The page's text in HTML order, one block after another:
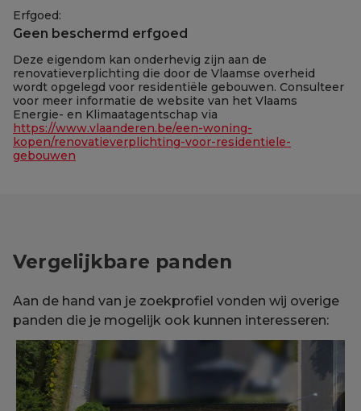
Erfgoed:
Geen beschermd erfgoed
Deze eigendom kan onderhevig zijn aan de
renovatieverplichting die door de Vlaamse overheid
wordt opgelegd voor residentiële gebouwen. Consulteer
voor meer informatie de website van het Vlaams
Energie- en Klimaatagentschap via
https://www.vlaanderen.be/een-woning-
kopen/renovatieverplichting-voor-residentiele-
gebouwen
Vergelijkbare panden
Aan de hand van je zoekprofiel vonden wij overige
panden die je mogelijk ook kunnen interesseren: